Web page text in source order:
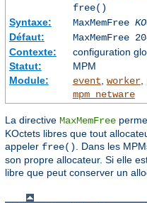
free()
Syntaxe:
MaxMemFree
Défaut:
MaxMemFree
Contexte:
configuration
Statut:
MPM
Module:
event worker,
mpm_netware
La directive MaxMemFree
KOctets libres que tout
appeler free()
. Dans les
son propre allocateur. Si elle
libre que peut conserver un